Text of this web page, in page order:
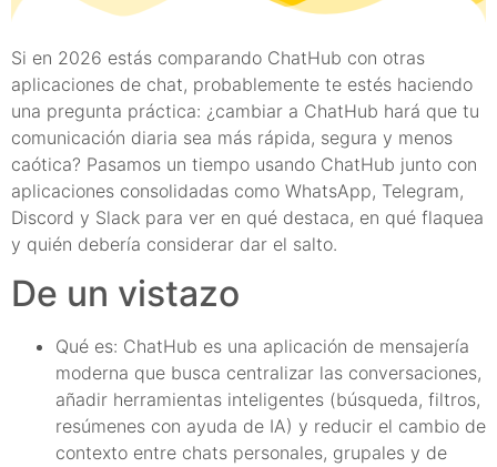
Si en 2026 estás comparando ChatHub con otras
aplicaciones de chat, probablemente te estés haciendo
una pregunta práctica: ¿cambiar a ChatHub hará que tu
comunicación diaria sea más rápida, segura y menos
caótica? Pasamos un tiempo usando ChatHub junto con
aplicaciones consolidadas como WhatsApp, Telegram,
Discord y Slack para ver en qué destaca, en qué flaquea
y quién debería considerar dar el salto.
De un vistazo
Qué es: ChatHub es una aplicación de mensajería
moderna que busca centralizar las conversaciones,
añadir herramientas inteligentes (búsqueda, filtros,
resúmenes con ayuda de IA) y reducir el cambio de
contexto entre chats personales, grupales y de